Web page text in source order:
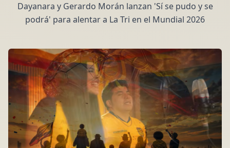
Dayanara y Gerardo Morán lanzan 'Sí se pudo y se
podrá' para alentar a La Tri en el Mundial 2026